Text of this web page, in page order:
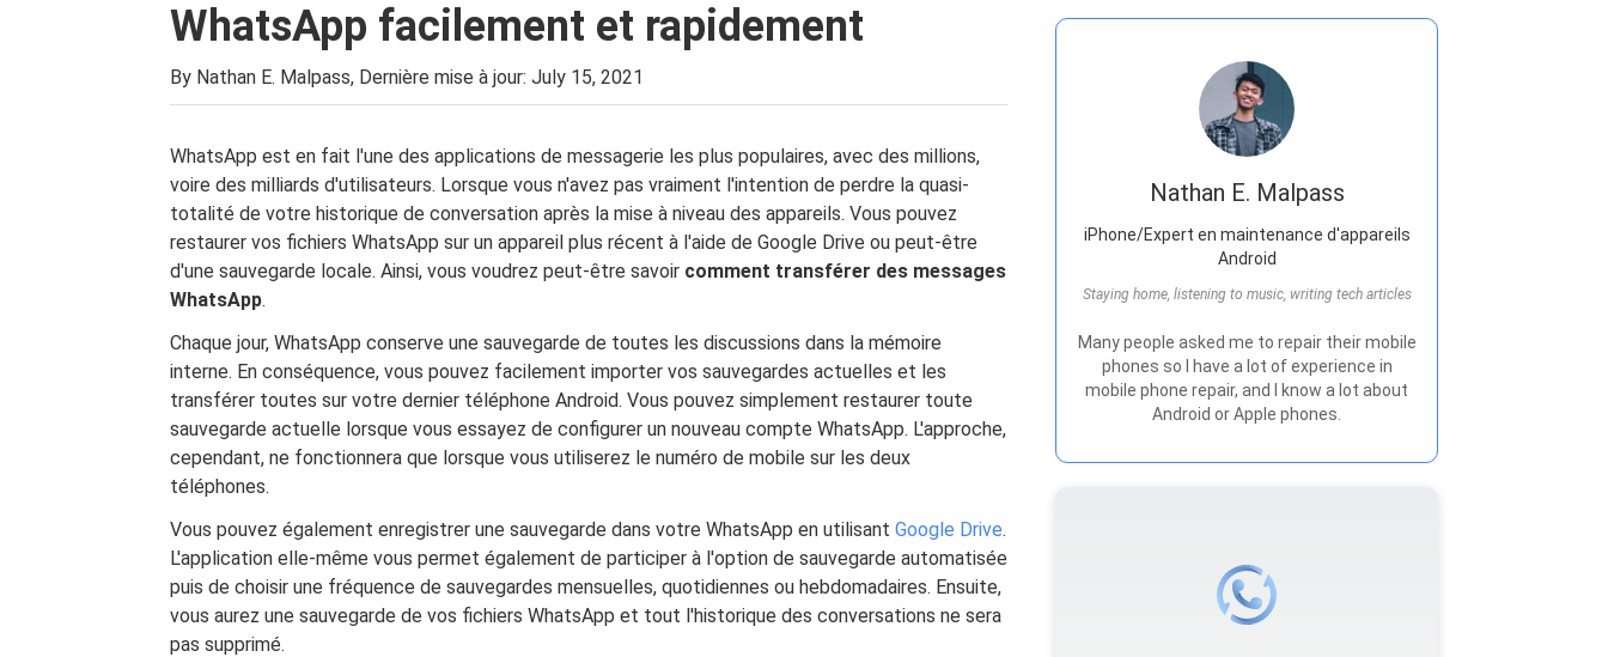
WhatsApp facilement et rapidement
By Nathan E. Malpass, Dernière mise à jour: July 15, 2021
WhatsApp est en fait l'une des applications de messagerie les plus populaires, avec des millions,
voire des milliards d'utilisateurs. Lorsque vous n'avez pas vraiment l'intention de perdre la quasi-
totalité de votre historique de conversation après la mise à niveau des appareils. Vous pouvez
restaurer vos fichiers WhatsApp sur un appareil plus récent à l'aide de Google Drive ou peut-être
d'une sauvegarde locale. Ainsi, vous voudrez peut-être savoir comment transférer des messages
WhatsApp.
Chaque jour, WhatsApp conserve une sauvegarde de toutes les discussions dans la mémoire
interne. En conséquence, vous pouvez facilement importer vos sauvegardes actuelles et les
transférer toutes sur votre dernier téléphone Android. Vous pouvez simplement restaurer toute
sauvegarde actuelle lorsque vous essayez de configurer un nouveau compte WhatsApp. L'approche,
cependant, ne fonctionnera que lorsque vous utiliserez le numéro de mobile sur les deux
téléphones.
Vous pouvez également enregistrer une sauvegarde dans votre WhatsApp en utilisant Google Drive.
L'application elle-même vous permet également de participer à l'option de sauvegarde automatisée
puis de choisir une fréquence de sauvegardes mensuelles, quotidiennes ou hebdomadaires. Ensuite,
vous aurez une sauvegarde de vos fichiers WhatsApp et tout l'historique des conversations ne sera
pas supprimé.
Nathan E. Malpass
iPhone/Expert en maintenance d'appareils
Android
Staying home, listening to music, writing tech articles
Many people asked me to repair their mobile
phones so I have a lot of experience in
mobile phone repair, and I know a lot about
Android or Apple phones.